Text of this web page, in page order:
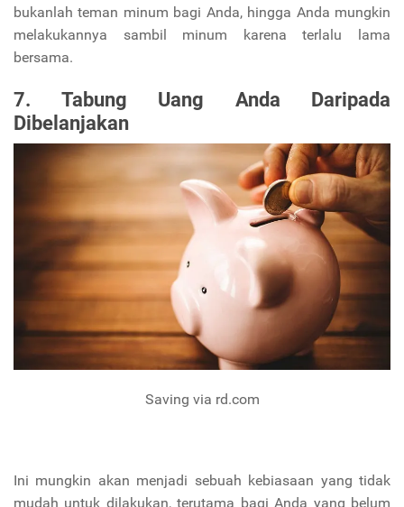
bukanlah teman minum bagi Anda, hingga Anda mungkin
melakukannya sambil minum karena terlalu lama
bersama.
7. Tabung Uang Anda Daripada
Dibelanjakan
Saving via rd.com
Ini mungkin akan menjadi sebuah kebiasaan yang tidak
mudah untuk dilakukan, terutama bagi Anda yang belum